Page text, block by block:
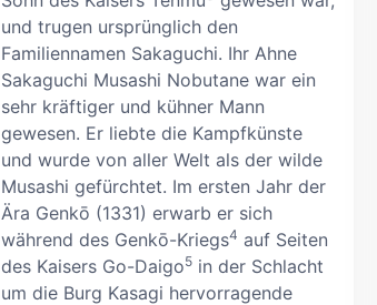
und trugen ursprünglich den
Familiennamen Sakaguchi. Ihr Ahne
Sakaguchi Musashi Nobutane war ein
sehr kräftiger und kühner Mann
gewesen. Er liebte die Kampfkünste
und wurde von aller Welt als der wilde
Musashi gefürchtet. Im ersten Jahr der
Ära Genkō (1331) erwarb er sich
während des Genkō-Kriegs4 auf Seiten
des Kaisers Go-Daigo5 in der Schlacht
um die Burg Kasagi hervorragende